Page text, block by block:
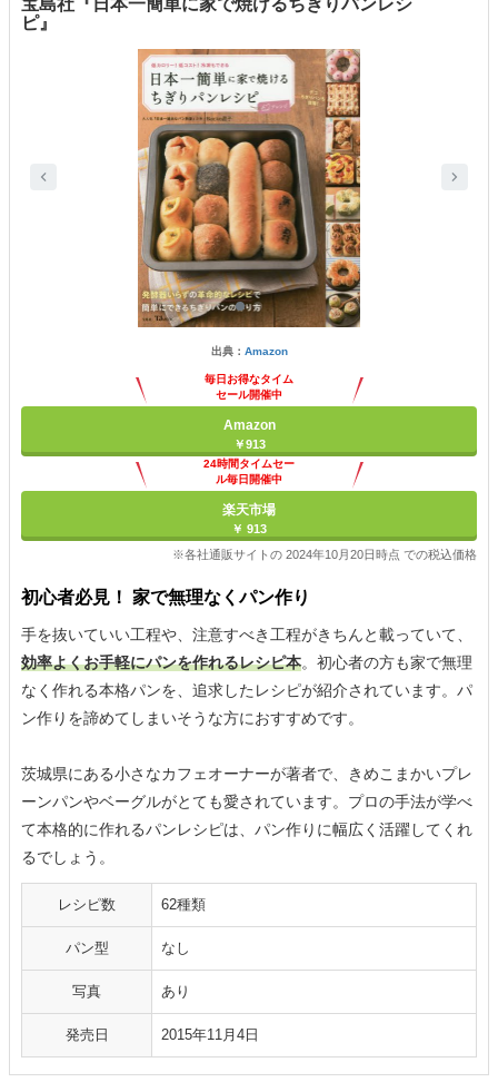
ピ』
出典： Amazon
毎日お得なタイム
セール開催中
Amazon
￥913
24時間タイムセー
ル毎日開催中
楽天市場
￥ 913
※各社通販サイトの 2024年10月20日時点 での税込価格
初心者必見！ 家で無理なくパン作り
手を抜いていい工程や、注意すべき工程がきちんと載っていて、
効率よくお手軽にパンを作れるレシピ本。初心者の方も家で無理
なく作れる本格パンを、追求したレシピが紹介されています。パ
ン作りを諦めてしまいそうな方におすすめです。
茨城県にある小さなカフェオーナーが著者で、きめこまかいプレ
ーンパンやベーグルがとても愛されています。プロの手法が学べ
て本格的に作れるパンレシピは、パン作りに幅広く活躍してくれ
るでしょう。
レシピ数 62種類
パン型 なし
写真 あり
発売日 2015年11月4日